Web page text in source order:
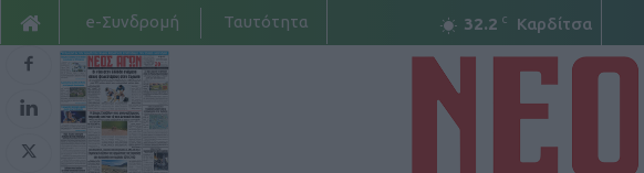
32.2 C Καρδίτσα
e-Συνδρομή Ταυτότητα